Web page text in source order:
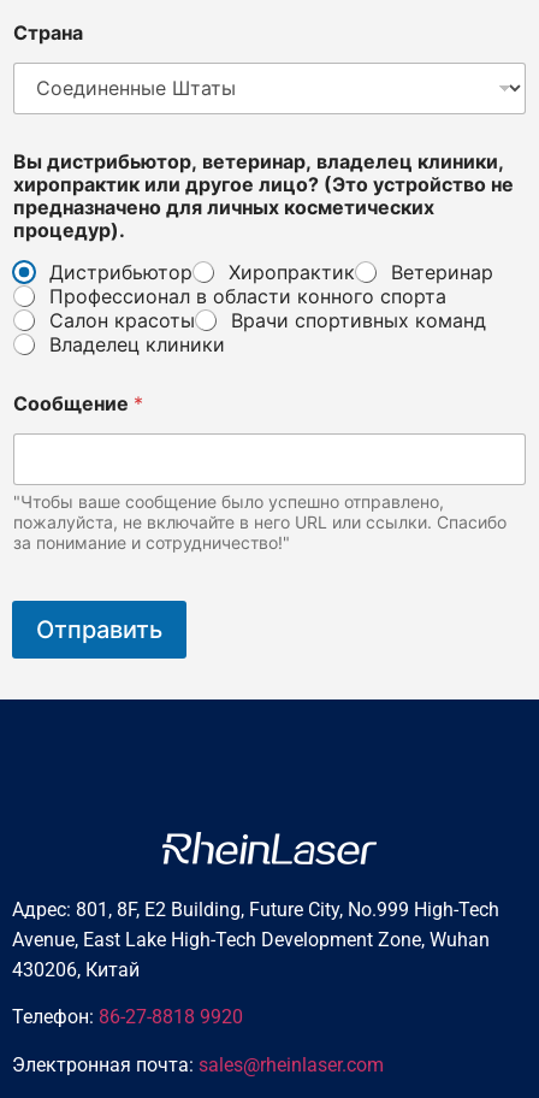
Страна
Вы дистрибьютор, ветеринар, владелец клиники,
хиропрактик или другое лицо? (Это устройство не
предназначено для личных косметических
процедур).
Дистрибьютор
Хиропрактик
Ветеринар
Профессионал в области конного спорта
Салон красоты
Врачи спортивных команд
Владелец клиники
o
t
р
о
п
и
к
с
к
и
х
Сообщение *
"Чтобы ваше сообщение было успешно отправлено,
пожалуйста, не включайте в него URL или ссылки. Спасибо
за понимание и сотрудничество!"
Отправить
Адрес: 801, 8F, E2 Building, Future City, No.999 High-Tech
Avenue, East Lake High-Tech Development Zone, Wuhan
430206, Китай
Телефон: 86-27-8818 9920
Электронная почта: sales@rheinlaser.com